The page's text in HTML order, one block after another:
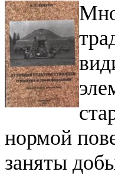
нормой
заняты